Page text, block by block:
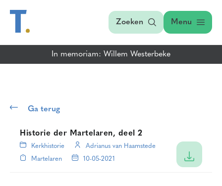
Zoeken Menu
In memoriam: Willem Westerbeke
Ga terug
Historie der Martelaren, deel 2
Kerkhistorie
Adrianus van Haamstede
Martelaren
10-05-2021